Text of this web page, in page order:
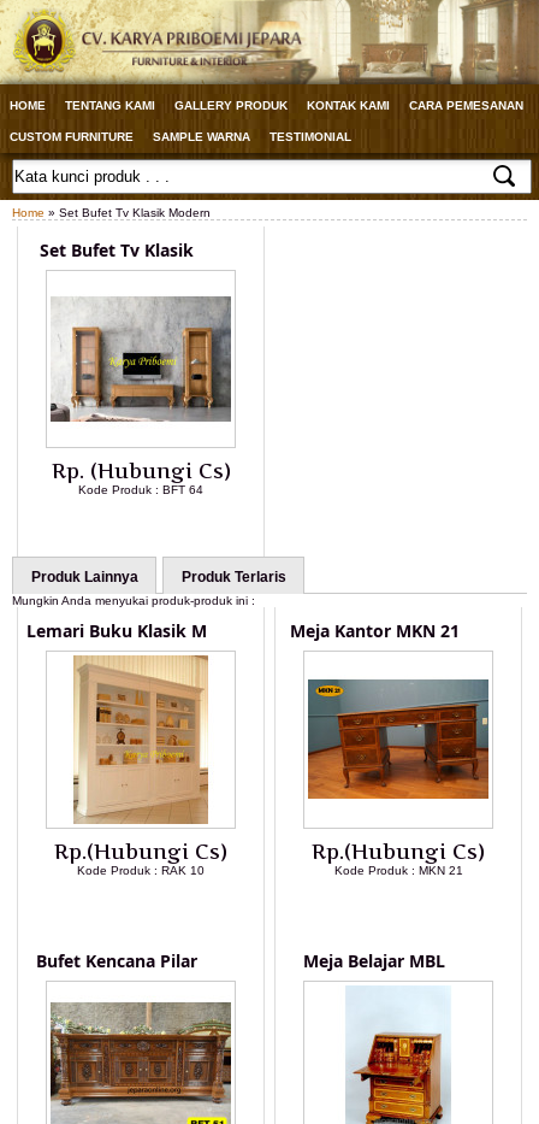
HOME TENTANG KAMI GALLERY PRODUK KONTAK KAMI CARA PEMESANAN
CUSTOM FURNITURE SAMPLE WARNA TESTIMONIAL
Home » Set Bufet Tv Klasik Modern
Set Bufet Tv Klasik
Rp. (Hubungi Cs)
Kode Produk : BFT 64
Produk Lainnya Produk Terlaris
Mungkin Anda menyukai produk-produk ini :
Lemari Buku Klasik M
Rp.(Hubungi Cs)
Kode Produk : RAK 10
Meja Kantor MKN 21
Rp.(Hubungi Cs)
Kode Produk : MKN 21
Bufet Kencana Pilar Meja Belajar MBL